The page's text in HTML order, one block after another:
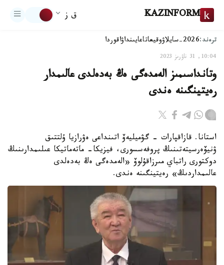
KAZINFORM ق ز
ترەند:2026-سايلاۋ وقيعاتاعايىنداۋاقوردا
10:04, 31 ناۋرىز 2023
وتانداسىمىز الەمدەگى ەڭ بەدەلدى عالىمدار
رەيتينگىنە ەندى
استانا. قازاقپارات - گۋميليەۆ اتىنداعى ەۋرازيا ۇلتتىق
ۋنيۆەرسيتەتىنىڭ پروفەسسورى، فيزيكا- ماتەماتيكا عىلىمدارىنىڭ
دوكتورى راتباي مىرزاقۇلوۆ «الەمدەگى ەڭ بەدەلدى
عالىمداردىڭ» رەيتينگىنە ەندى.